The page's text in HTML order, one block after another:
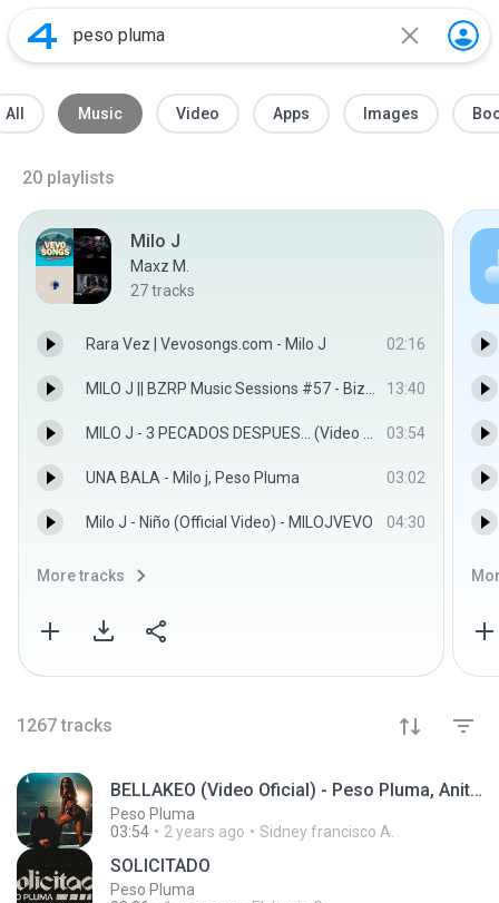
All Music Video Apps Images
20 playlists
Milo J
Maxz M.
27tracks
Rara Vez | Vevosongs.com - Milo J 02:16
MILO J || BZRP Music Sessions #57 - Bizarrap 13:40
MILO J - 3 PECADOS DESPUES... (Video Oficial) - MILO J 03:54
UNA BALA - Milo j, Peso Pluma 03:02
Milo J - Niño (Official Video) - MILOJVEVO 04:30
More tracks
1267 tracks
BELLAKEO (Video Oficial) - Peso Pluma, Anitta
Peso Pluma
03:54
2 years ago Sidney francisco A.
SOLICITADO
Peso Pluma